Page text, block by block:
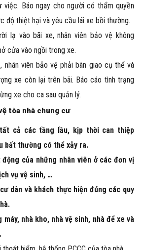
việc. Báo ngay cho người có thẩm quyền
độ thiệt hại và yêu cầu lái xe bồi thường.
lạ vào bãi xe, nhân viên bảo vệ không
cửa vào ngồi trong xe.
nhân viên bảo vệ phải bàn giao cụ thể và
xe còn lại trên bãi. Báo cáo tình trạng
xe cho ca sau quản lý.
tòa nhà chung cư
cả các tầng lầu, kịp thời can thiệp
bất thường có thể xảy ra.
của những nhân viên ở các đơn vị
vụ vệ sinh, …
dân và khách thực hiện đúng các quy
máy, nhà kho, nhà vệ sinh, nhà để xe và